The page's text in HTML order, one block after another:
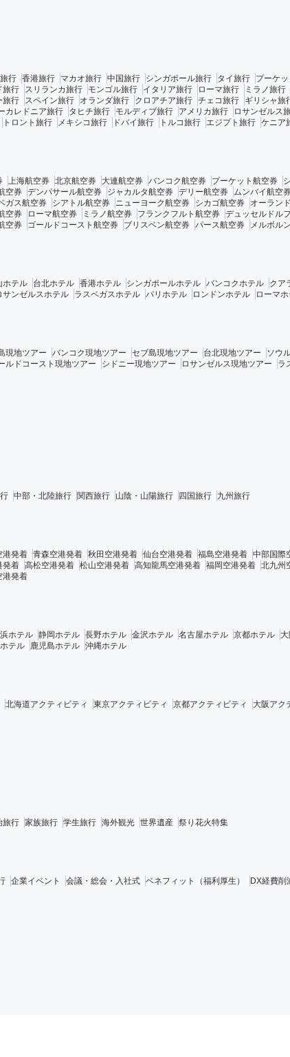
行 香港旅行 マカオ旅行 中国旅行 シンガポール旅行 タイ旅行 プーケ
旅行 スリランカ旅行 モンゴル旅行 イタリア旅行 ローマ旅行 ミラノ旅行
旅行 スペイン旅行 オランダ旅行 クロアチア旅行 チェコ旅行 ギリシャ旅
カレドニア旅行 タヒチ旅行 モルディブ旅行 アメリカ旅行 ロサンゼルス
トロント旅行 メキシコ旅行 ドバイ旅行 トルコ旅行 エジプト旅行 ケニア
上海航空券 北京航空券 大連航空券 バンコク航空券 プーケット航空券
空券 デンパサール航空券 ジャカルタ航空券 デリー航空券 ムンバイ航空
ガス航空券 シアトル航空券 ニューヨーク航空券 シカゴ航空券 オーラン
空券 ローマ航空券 ミラノ航空券 フランクフルト航空券 デュッセルドル
空券 ゴールドコースト航空券 ブリスベン航空券 パース航空券 メルボル
ホテル 台北ホテル 香港ホテル シンガポールホテル バンコクホテル クア
サンゼルスホテル ラスベガスホテル パリホテル ロンドンホテル ローマ
現地ツアー バンコク現地ツアー セブ島現地ツアー 台北現地ツアー ソウ
ルドコースト現地ツアー シドニー現地ツアー ロサンゼルス現地ツアー ラ
中部・北陸旅行 関西旅行 山陰・山陽旅行 四国旅行 九州旅行
港発着 青森空港発着 秋田空港発着 仙台空港発着 福島空港発着 中部国際
発着 高松空港発着 松山空港発着 高知龍馬空港発着 福岡空港発着 北九州
港発着
ホテル 静岡ホテル 長野ホテル 金沢ホテル 名古屋ホテル 京都ホテル
テル 鹿児島ホテル 沖縄ホテル
北海道アクティビティ 東京アクティビティ 京都アクティビティ 大阪アク
旅行 家族旅行 学生旅行 海外観光 世界遺産 祭り花火特集
企業イベント 会議・総会・入社式 ベネフィット（福利厚生） DX経費削